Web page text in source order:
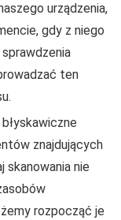
urządzenia,
gdy z niego
ten
znajdujących
skanowania nie
rozpocząć je